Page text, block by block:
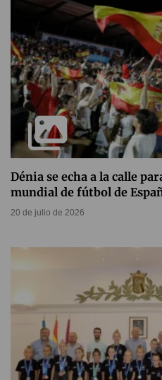
Dénia se echa a la calle
mundial de fútbol de
20 de julio de 2026